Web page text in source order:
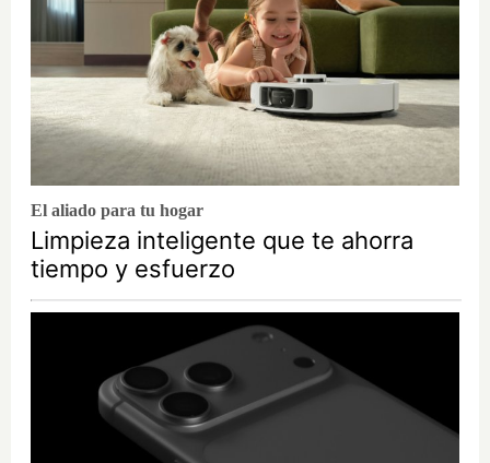
El aliado para tu hogar
Limpieza inteligente que te ahorra
tiempo y esfuerzo